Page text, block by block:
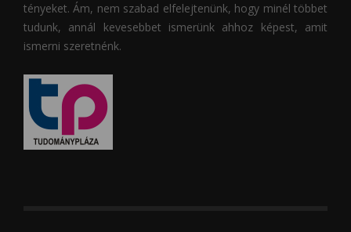
tényeket. Ám, nem szabad elfelejtenünk, hogy minél többet
tudunk, annál kevesebbet ismerünk ahhoz képest, amit
ismerni szeretnénk.